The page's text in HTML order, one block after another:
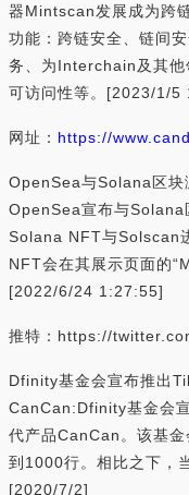
器Mintscan发展成为跨
功能：跨链安全、链间
务、为Interchain及其他
可访问性等。[2023/1/5
网址： https://
OpenSea与Solana区块
OpenSea宣布与Solana
Solana NFT与Solscan
NFT会在其展示页面的
[2022/6/24 1:27:55]
推特：https://
Dfinity基金会宣布推出
CanCan:Dfinity基金会
代产品CanCan。该基
到1000行。相比之下，
[2020/7/2]